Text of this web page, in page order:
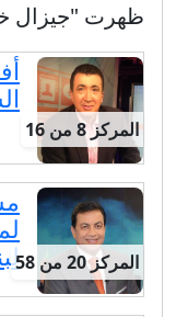
ظهرت "جيزال
المركز 8 من 16
المركز 20 من 58